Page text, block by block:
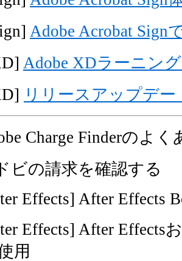
Adobe Acrobat Sign
Adobe XDラーニン
リリースアップデー
Charge Finderのよく
ビの請求を確認する
Effects] After Effects
Effects] After Effects
用